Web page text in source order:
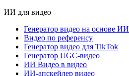
ИИ для видео
Генератор видео на основе ИИ
Видео по референсу
Генератор видео для TikTok
Генератор UGC-видео
ИИ Видео в видео
ИИ-апскейлер видео